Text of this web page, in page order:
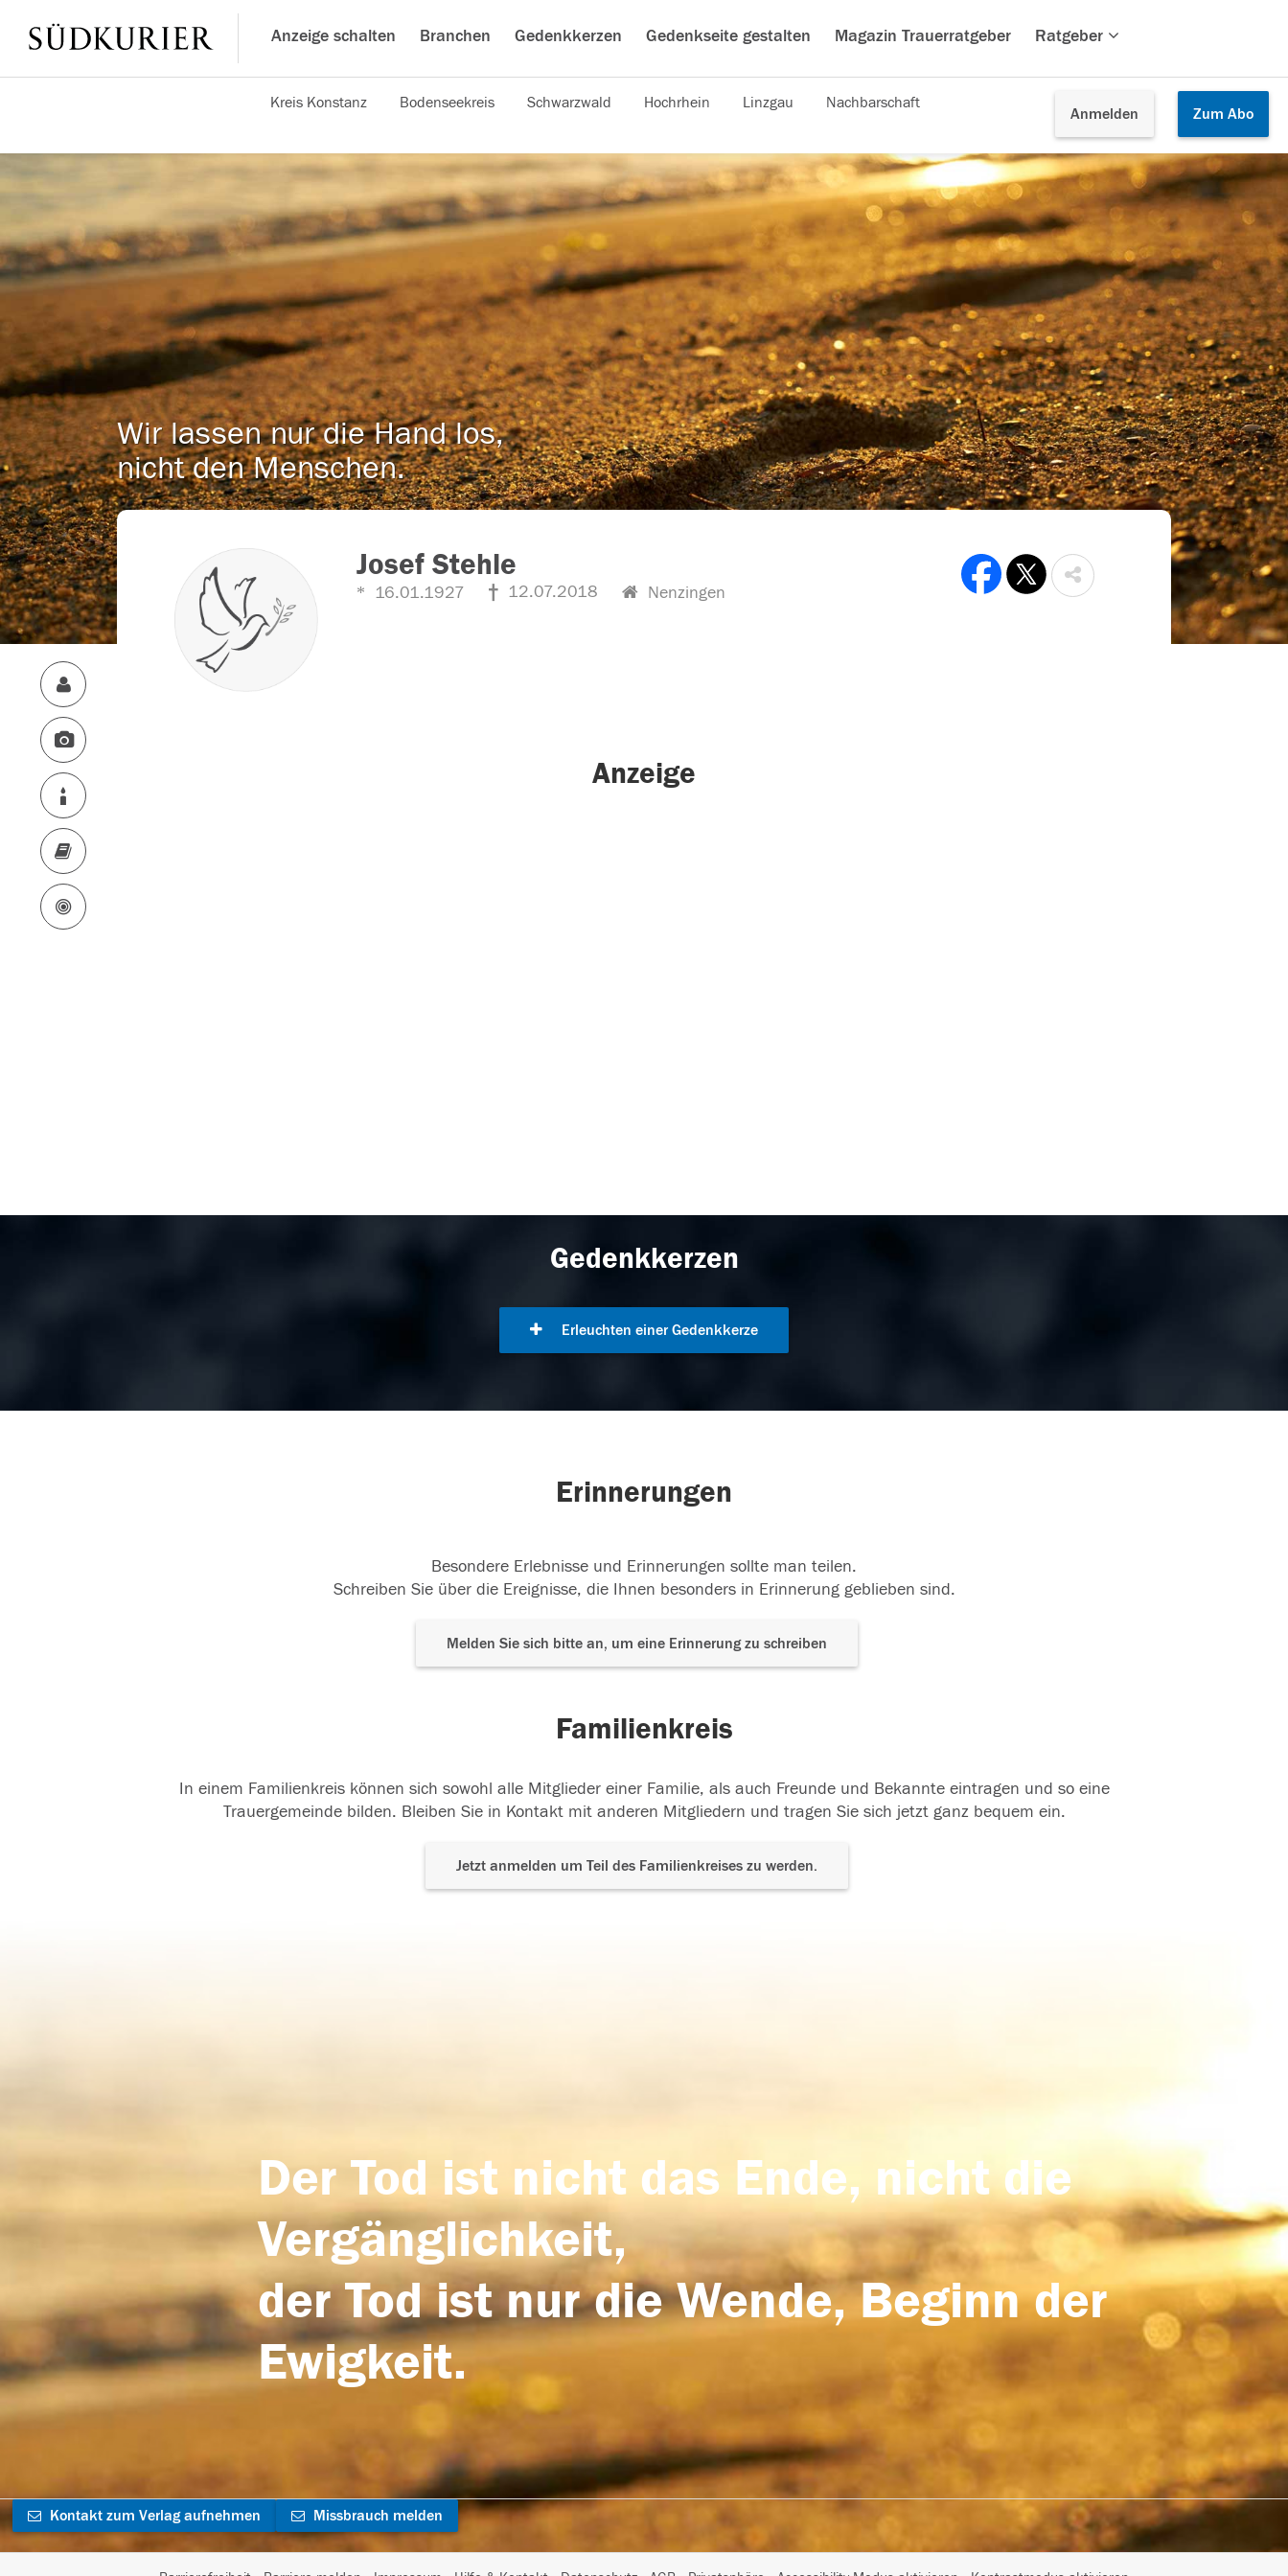
Anzeige schalten Branchen Gedenkkerzen Gedenkseite gestalten Magazin Trauerratgeber Ratgeber
Anmelden Zum Abo
Kreis Konstanz Bodenseekreis Schwarzwald Hochrhein Linzgau Nachbarschaft
Wir lassen nur die Hand los,
nicht den Menschen.
Josef Stehle
16.01.1927 12.07.2018 Nenzingen
Anzeige
Gedenkkerzen
Erleuchten einer Gedenkkerze
Erinnerungen
Besondere Erlebnisse und Erinnerungen sollte man teilen.
Schreiben Sie über die Ereignisse, die Ihnen besonders in Erinnerung geblieben sind.
Melden Sie sich bitte an, um eine Erinnerung zu schreiben
Familienkreis
In einem Familienkreis können sich sowohl alle Mitglieder einer Familie, als auch Freunde und Bekannte eintragen und so eine
Trauergemeinde bilden. Bleiben Sie in Kontakt mit anderen Mitgliedern und tragen Sie sich jetzt ganz bequem ein.
Jetzt anmelden um Teil des Familienkreises zu werden.
Der Tod ist nicht das Ende, nicht die
Vergänglichkeit,
der Tod ist nur die Wende, Beginn der
Ewigkeit.
Kontakt zum Verlag aufnehmen Missbrauch melden